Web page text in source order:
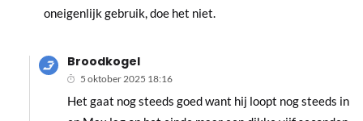
oneigenlijk gebruik, doe het niet.
Broodkogel
5 oktober 2025 18:16
Het gaat nog steeds goed want hij loopt nog steeds in